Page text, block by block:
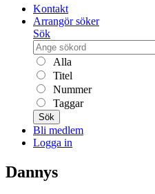
Kontakt
Arrangör söker
Sök
Alla
Titel
Nummer
Taggar
Sök
Bli medlem
Logga in
Dannys